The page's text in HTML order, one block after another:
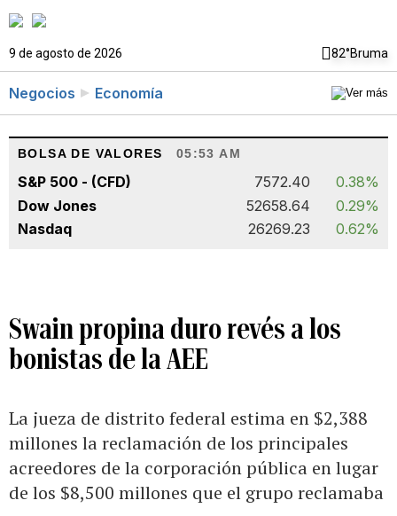
9 de agosto de 2026 82°Bruma
Negocios Economía
BOLSA DE VALORES 05:53 AM
S&P 500 - (CFD) 7572.40
0.38%
Dow Jones
52658.64
0.29%
Nasdaq
26269.23 0.62%
Swain propina duro revés a los
bonistas de la AEE
La jueza de distrito federal estima en $2,388
millones la reclamación de los principales
acreedores de la corporación pública en lugar
de los $8,500 millones que el grupo reclamaba